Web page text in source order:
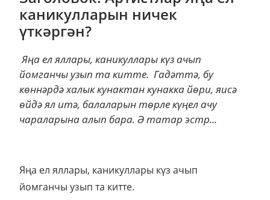
каникулларын ничек
үткәргән?
Яңа ел яллары, каникуллары күз ачып
йомганчы узып та китте. Гадәттә, бу
көннәрдә халык кунактан кунакка йөри, яисә
өйдә ял итә, балаларын төрле күңел ачу
чараларына алып бара. Ә татар эстр...
Яңа ел яллары, каникуллары күз ачып
йомганчы узып та китте.